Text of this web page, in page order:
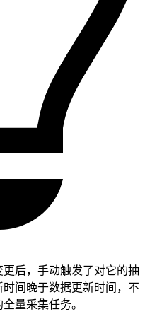
后，手动触发了对它的抽
间晚于数据更新时间，不
量采集任务。